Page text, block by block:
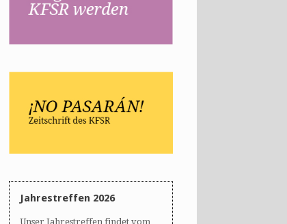
Jahrestreffen 2026
Unser Jahrestreffen findet vom